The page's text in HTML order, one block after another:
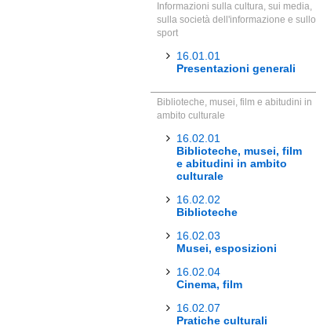
Informazioni sulla cultura, sui media,
sulla società dell'informazione e sullo
sport
16.01.01
Presentazioni generali
Biblioteche, musei, film e abitudini in
ambito culturale
16.02.01
Biblioteche, musei, film
e abitudini in ambito
culturale
16.02.02
Biblioteche
16.02.03
Musei, esposizioni
16.02.04
Cinema, film
16.02.07
Pratiche culturali